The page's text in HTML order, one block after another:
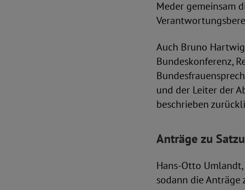
Meder gemeinsam
Auch Bruno
Bundeskonferenz,
und der Leiter der
beschrieben
Anträge zu
Hans-Otto
sodann die